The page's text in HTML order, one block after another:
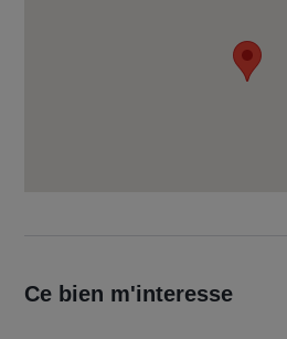
Ce bien m'interesse